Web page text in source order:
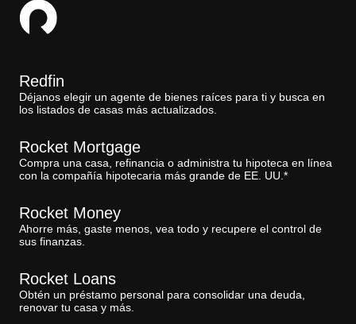
Redfin
Déjanos elegir un agente de bienes raíces para ti y busca en
los listados de casas más actualizados.
Rocket Mortgage
Compra una casa, refinancia o administra tu hipoteca en línea
con la compañía hipotecaria más grande de EE. UU.*
Rocket Money
Ahorre más, gaste menos, vea todo y recupere el control de
sus finanzas.
Rocket Loans
Obtén un préstamo personal para consolidar una deuda,
renovar tu casa y más.